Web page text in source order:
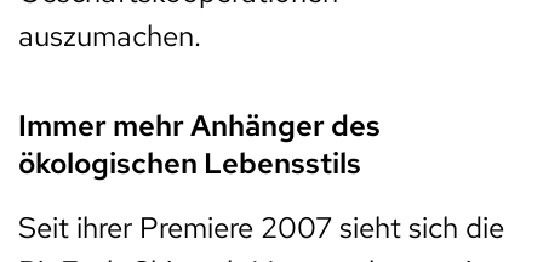
auszumachen.
Immer mehr Anhänger des
ökologischen Lebensstils
Seit ihrer Premiere 2007 sieht sich die